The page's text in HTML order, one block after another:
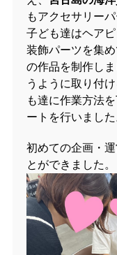
もアクセサリー
子ども達はヘア
装飾パーツを集
の作品を制作し
うように取り付
も達に作業方法
ートを行いました
初めての企画・
とができました。